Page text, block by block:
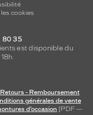
cookies
80 35
est disponible du
- Remboursement
générales de vente
d’occasion [PDF —